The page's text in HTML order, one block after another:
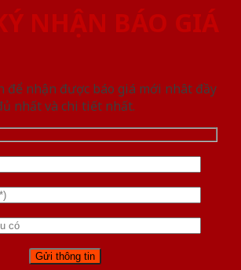
NHẬN BÁO GIÁ
để nhận được báo giá mới nhât đầy
nhất và chi tiết nhất.